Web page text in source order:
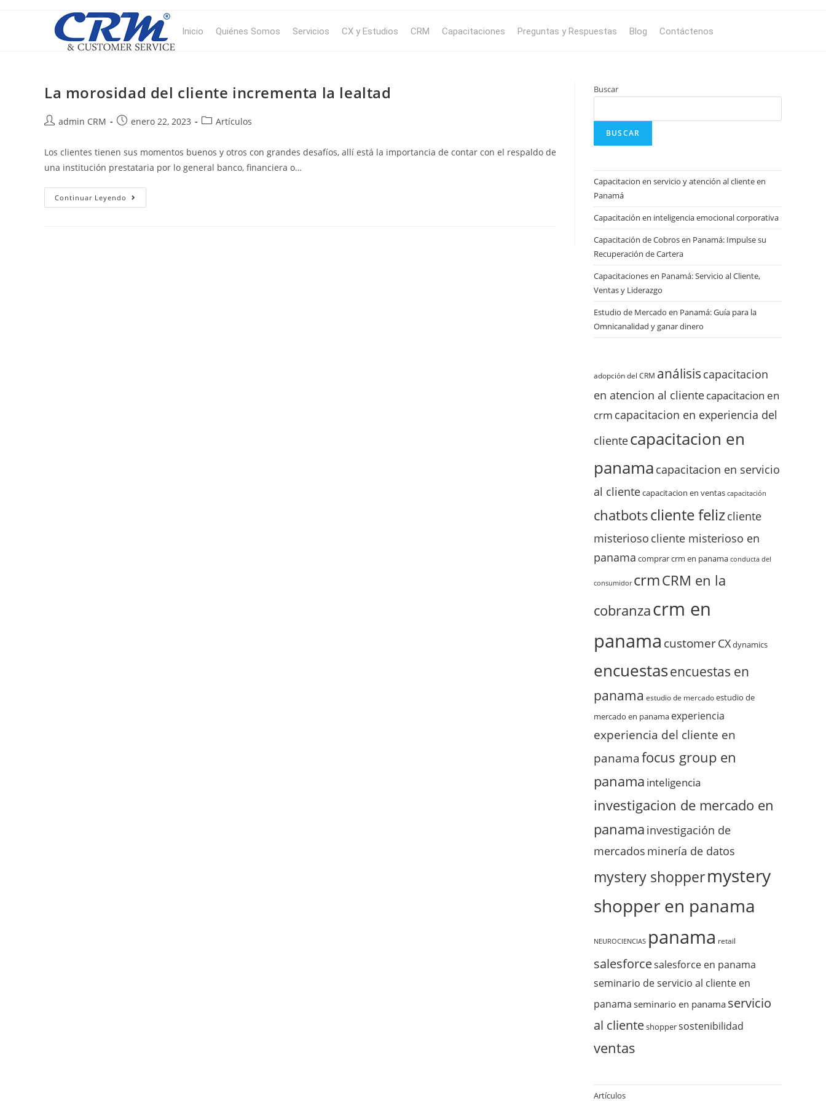
Inicio Quiénes Somos Servicios CX y Estudios CRM Capacitaciones Preguntas y Respuestas Blog Contáctenos
La morosidad del cliente incrementa la lealtad
admin CRM enero 22, 2023 Artículos
Los clientes tienen sus momentos buenos y otros con grandes desafíos, allí está la importancia de contar con el respaldo de
una institución prestataria por lo general banco, financiera o…
Continuar Leyendo
Buscar
BUSCAR
Capacitacion en servicio y atención al cliente en
Panamá
Capacitación en inteligencia emocional corporativa
Capacitación de Cobros en Panamá: Impulse su
Recuperación de Cartera
Capacitaciones en Panamá: Servicio al Cliente,
Ventas y Liderazgo
Estudio de Mercado en Panamá: Guía para la
Omnicanalidad y ganar dinero
adopción del CRM análisis capacitacion
en atencion al clientecapacitacion en
crm capacitacion en experiencia del
clientecapacitacion en
panama capacitacion en servicio
al clientecapacitacion en ventas capacitación
chatbotscliente felizcliente
misterioso cliente misterioso en
panama comprar crm en panama conducta del
consumidor crmCRM en la
cobranzacrm en
panama customerCXdynamics
encuestasencuestas en
panama estudio de mercadoestudio de
mercado en panama experiencia
experiencia del cliente en
panamafocus group en
panama inteligencia
investigacion de mercado en
panama investigación de
mercados minería de datos
mystery shoppermystery
shopper en panama
NEUROCIENCIAS panama retail
salesforcesalesforce en panama
seminario de servicio al cliente en
panama seminario en panama servicio
al clienteshoppersostenibilidad
ventas
Artículos